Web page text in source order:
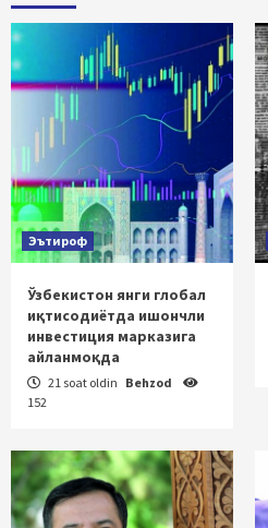
Эътироф
Ўзбекистон янги глобал
иқтисодиётда ишончли
инвестиция марказига
айланмоқда
21 soat oldin Behzod
152